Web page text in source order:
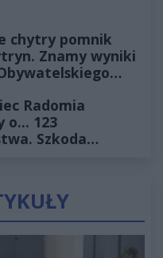
chytry pomnik
Znamy wyniki
Radomia
o... 123
Szkoda